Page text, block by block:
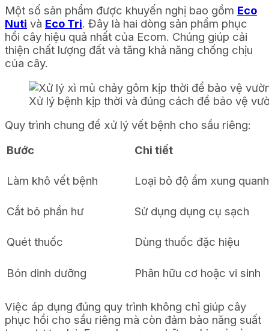
Một số sản phẩm được khuyến nghị bao gồm Eco
Nuti và Eco Tri. Đây là hai dòng sản phẩm phục
hồi cây hiệu quả nhất của Ecom. Chúng giúp cải
thiện chất lượng đất và tăng khả năng chống chịu
của cây.
Xử lý bệnh kịp thời và đúng cách để bảo vệ
Quy trình chung để xử lý vết bệnh cho sầu riêng:
Bước
Chi tiết
Làm khô vết bệnh Loại bỏ độ ẩm xung quanh
Cắt bỏ phần hư Sử dụng dụng cụ sạch
Quét thuốc Dùng thuốc đặc hiệu
Bón dinh dưỡng Phân hữu cơ hoặc vi sinh
Việc áp dụng đúng quy trình không chỉ giúp cây
phục hồi cho sầu riêng mà còn đảm bảo năng suất